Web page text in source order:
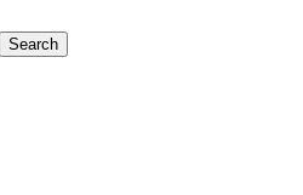
Search